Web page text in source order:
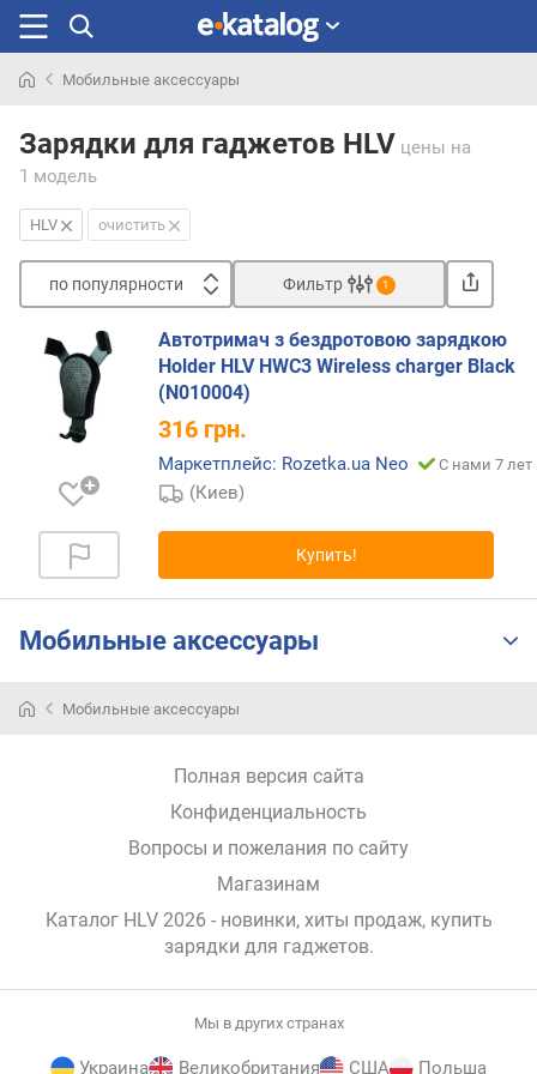
раньше
Мобильные аксессуары
Зарядки для гаджетов HLV цены на
1 модель
HLV очистить
по популярности
п
о
п
о
у
л
я
н
с
ы
х
д
о
Фильтр 1
Автотримач з бездротовою зарядкою
Holder HLV HWC3 Wireless charger Black
(N010004)
316 грн.
Маркетплейс: Rozetka.ua Neo С нами 7 лет
(Киев)
Купить!
Мобильные аксессуары
Мобильные аксессуары
Полная версия сайта
Конфиденциальность
Вопросы и пожелания по сайту
Магазинам
Каталог HLV 2026 - новинки, хиты продаж, купить
зарядки для гаджетов.
Мы в других странах
Украина Великобритания США Польша